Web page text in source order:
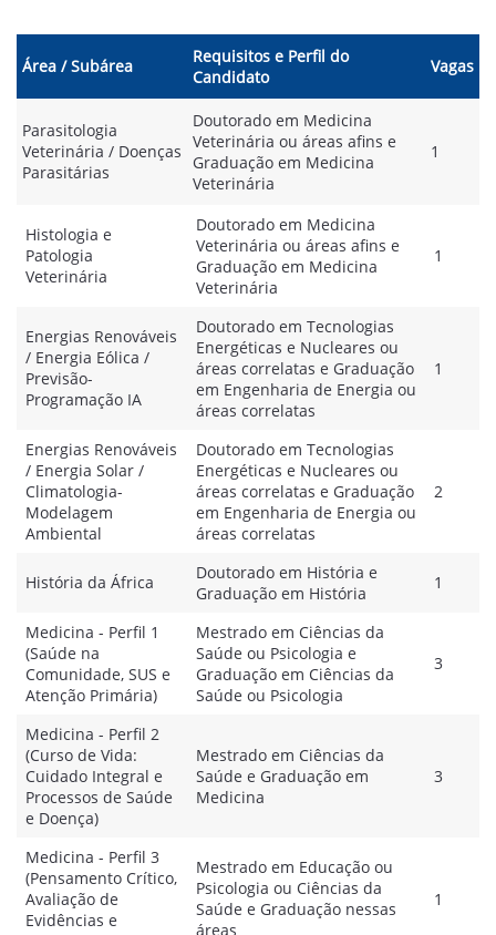
Área / Subárea
Requisitos e Perfil do
Candidato
Vagas
Parasitologia
Veterinária / Doenças
Parasitárias
Doutorado em Medicina
Veterinária ou áreas afins e
Graduação em Medicina
Veterinária
1
Histologia e
Patologia
Veterinária
Doutorado em Medicina
Veterinária ou áreas afins e
Graduação em Medicina
Veterinária
1
Energias Renováveis
/ Energia Eólica /
Previsão-
Programação IA
Doutorado em Tecnologias
Energéticas e Nucleares ou
áreas correlatas e Graduação
em Engenharia de Energia ou
áreas correlatas
1
Energias Renováveis
/ Energia Solar /
Climatologia-
Modelagem
Ambiental
Doutorado em Tecnologias
Energéticas e Nucleares ou
áreas correlatas e Graduação
em Engenharia de Energia ou
áreas correlatas
2
História da África
Doutorado em História e
Graduação em História
1
Medicina - Perfil 1
(Saúde na
Comunidade, SUS e
Atenção Primária)
Mestrado em Ciências da
Saúde ou Psicologia e
Graduação em Ciências da
Saúde ou Psicologia
3
Medicina - Perfil 2
(Curso de Vida:
Cuidado Integral e
Processos de Saúde
e Doença)
Mestrado em Ciências da
Saúde e Graduação em
Medicina
3
Medicina - Perfil 3
(Pensamento Crítico,
Avaliação de
Evidências e
Mestrado em Educação ou
Psicologia ou Ciências da
Saúde e Graduação nessas
áreas
1